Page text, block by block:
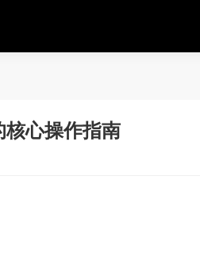
心操作指南